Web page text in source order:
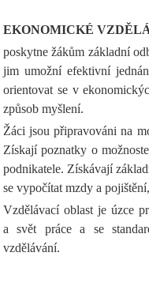
EKONOMICKÉ
poskytne žákům základní
jim umožní efektivní
orientovat se v
způsob myšlení.
Žáci jsou připravováni na
Získají poznatky o
podnikatele. Získávají
se vypočítat mzdy a
Vzdělávací oblast je úzce
a svět práce a se
vzdělávání.